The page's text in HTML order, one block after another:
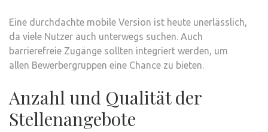
Eine durchdachte mobile Version ist heute unerlässlich,
da viele Nutzer auch unterwegs suchen. Auch
barrierefreie Zugänge sollten integriert werden, um
allen Bewerbergruppen eine Chance zu bieten.
Anzahl und Qualität der
Stellenangebote